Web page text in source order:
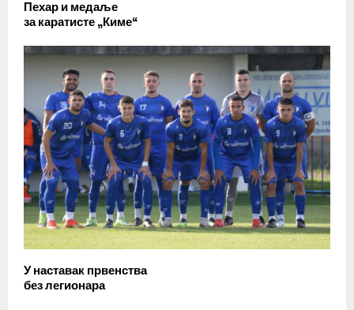
Пехар и медаље
за каратисте „Киме“
У наставак првенства
без легионара